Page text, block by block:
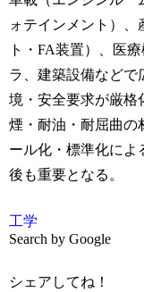
ォテインメント）、
ト・FA装置）、医
ラ、建築設備などで
境・安全要求が厳格
煙・耐油・耐屈曲の
ール化・標準化によ
後も重要となる。
工学
Search by Google
シェアしてね！